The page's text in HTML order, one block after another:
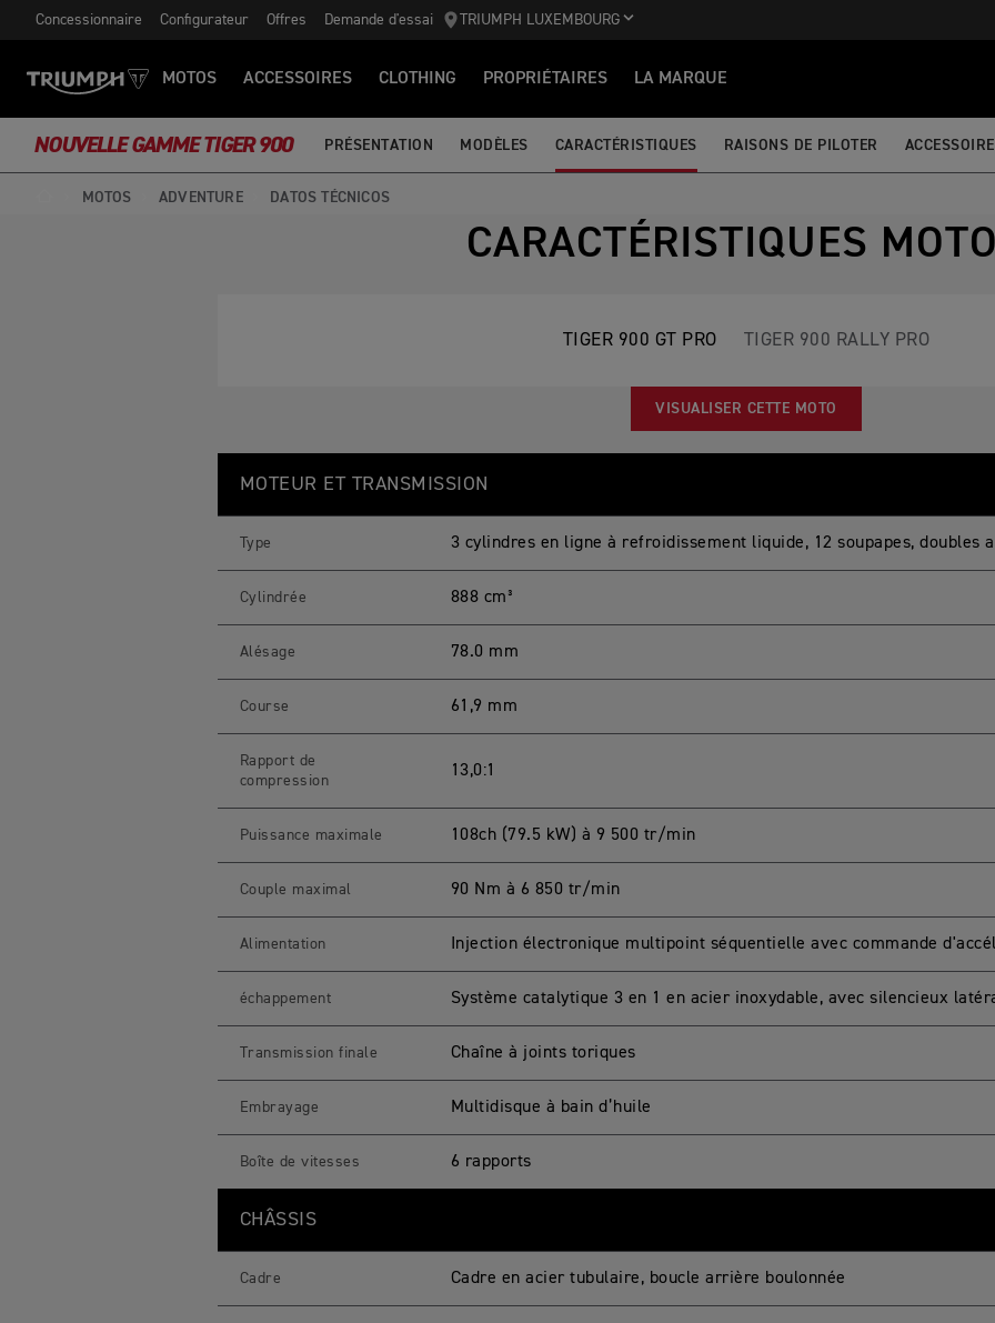
Concessionnaire Configurateur Offres Demande d'essai TRIUMPH LUXEMBOURG
MOTOS ACCESSOIRES CLOTHING PROPRIÉTAIRES LA MARQUE
NOUVELLE GAMME TIGER 900 PRÉSENTATION MODÈLES CARACTÉRISTIQUES RAISONS DE PILOTER
MOTOS ADVENTURE DATOS TÉCNICOS
CARACTÉRISTIQUES
TIGER 900 GT PRO TIGER 900 RALLY PRO
VISUALISER CETTE MOTO
0
P
C
i
i
t
MOTEUR ET TRANSMISSION
Type 3 cylindres en ligne à refroidissement liquide, 12 soupapes, doubles
Cylindrée 888 cm³
Alésage 78.0 mm
Course 61,9 mm
Rapport de
compression
13,0:1
Puissance maximale 108ch (79.5 kW) à 9 500 tr/min
Couple maximal 90 Nm à 6 850 tr/min
Alimentation Injection électronique multipoint séquentielle avec commande
échappement Système catalytique 3 en 1 en acier inoxydable, avec silencieux
Transmission finale Chaîne à joints toriques
Embrayage Multidisque à bain d’huile
Boîte de vitesses 6 rapports
CHÂSSIS
Cadre Cadre en acier tubulaire, boucle arrière boulonnée